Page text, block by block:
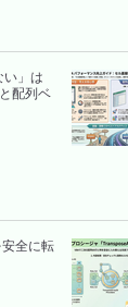
い」は
配列ベ
全に転